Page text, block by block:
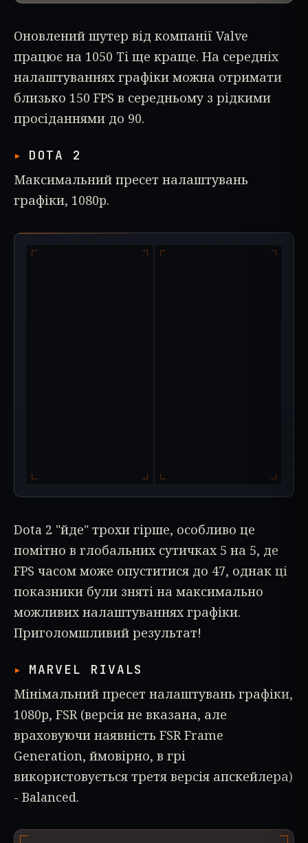
Оновлений шутер від компанії Valve
працює на 1050 Ti ще краще. На середніх
налаштуваннях графіки можна отримати
близько 150 FPS в середньому з рідкими
просіданнями до 90.
DOTA 2
Максимальний пресет налаштувань
графіки, 1080p.
Dota 2 "йде" трохи гірше, особливо це
помітно в глобальних сутичках 5 на 5, де
FPS часом може опуститися до 47, однак ці
показники були зняті на максимально
можливих налаштуваннях графіки.
Приголомшливий результат!
MARVEL RIVALS
Мінімальний пресет налаштувань графіки,
1080p, FSR (версія не вказана, але
враховуючи наявність FSR Frame
Generation, ймовірно, в грі
використовується третя версія апскейлера)
- Balanced.